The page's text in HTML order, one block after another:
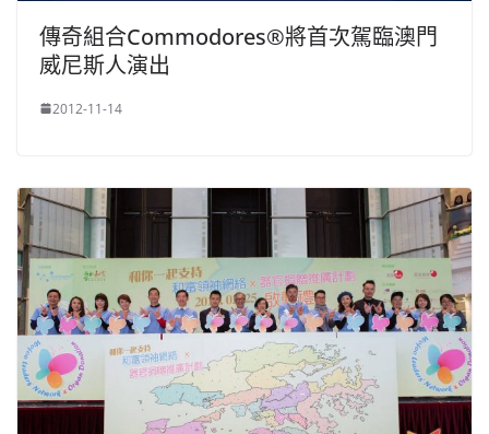
傳奇組合Commodores®將首次駕臨澳門
威尼斯人演出
2012-11-14